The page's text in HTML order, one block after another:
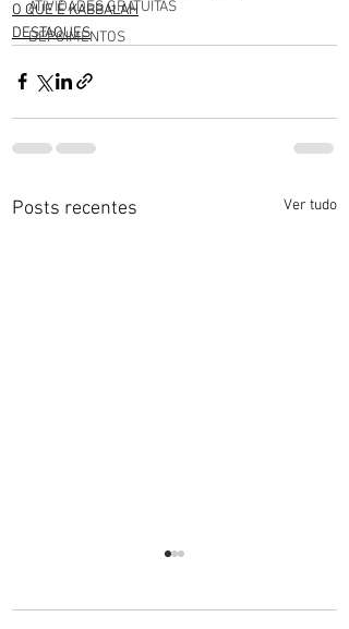
ATIVIDADES GRATUITAS
DEPOIMENTOS
O QUE É KABBALAH
DESTAQUES
Posts recentes Ver tudo